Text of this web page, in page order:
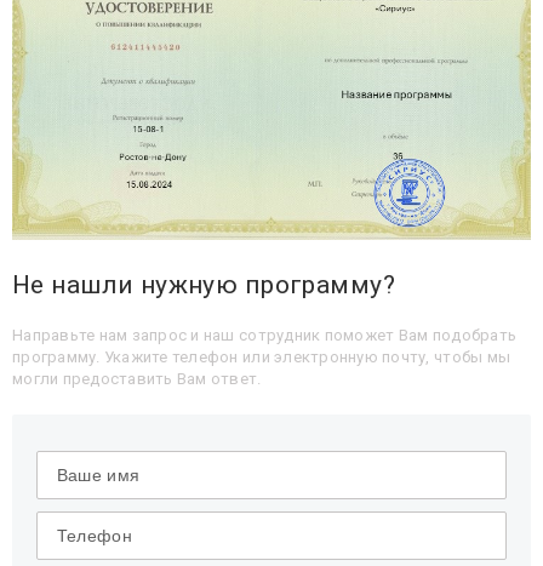
Не нашли нужную программу?
Направьте нам запрос и наш сотрудник поможет Вам подобрать
программу. Укажите телефон или электронную почту, чтобы мы
могли предоставить Вам ответ.